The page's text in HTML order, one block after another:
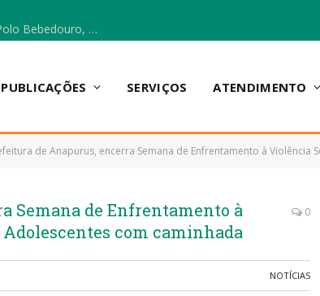
Escola Municipal Vicentina Vieira dos Santos, no Polo Bebedouro, recebeu materiais para a implantação do Cantinho da Leitura e da Sala Multidisciplinar.
PUBLICAÇÕES SERVIÇOS ATENDIMENTO
de Anapurus, encerra Semana de Enfrentamento à Violência
Semana de Enfrentamento à
com caminhada
0
NOTÍCIAS